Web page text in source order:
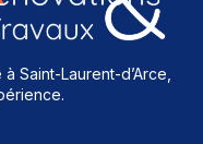
Saint-Laurent-d’Arce,